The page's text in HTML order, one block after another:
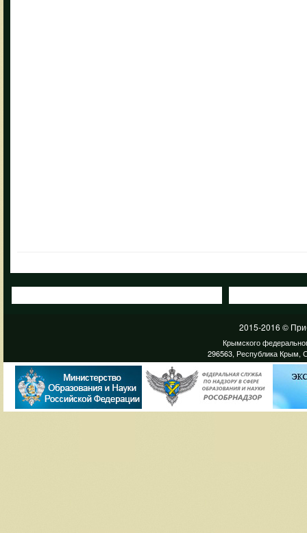
2015-2016 ©
Крымского
296563, Республика Крым,